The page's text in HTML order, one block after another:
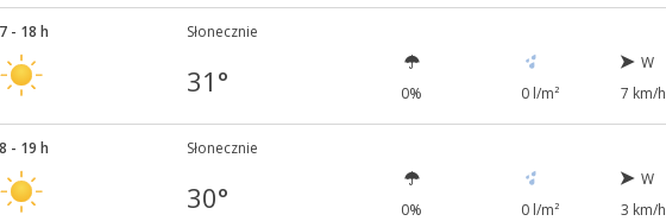
- 18 h Słonecznie
31° 0% 0 l/m²
W
7 km/h
- 19 h Słonecznie
30° 0% 0 l/m²
W
3 km/h